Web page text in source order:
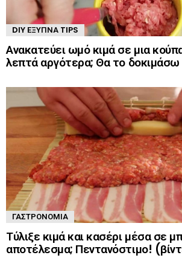
DIY ΈΞΥΠΝΑ TIPS
Ανακατεύει ωμό κιμά σε μια
λεπτά αργότερα; Θα το δοκιμάσω
ΓΑΣΤΡΟΝΟΜΊΑ
Τύλιξε κιμά και κασέρι μέσα σε
αποτέλεσμα; Πεντανόστιμο!